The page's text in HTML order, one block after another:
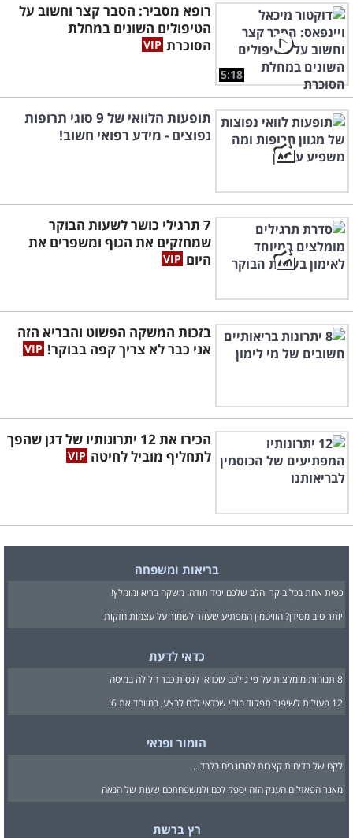
5:18
רופא מסביר: הסבר קצר וחשוב על
הטיפולים השונים במחלת
הסוכרת
תופעות הלוואי של 9 סוגי תרופות
נפוצים - מידע רפואי חשוב!
7 תרגילי כושר לשעות הבוקר
שמחזקים את הגוף ומשפרים את
היום
בזכות המשקה הפשוט והבריא הזה
אני כבר לא צריך קפה בבוקר!
הכירו את 12 יתרונותיו של דגן שהפך
לתחליף מוביל לחיטה
בריאות ומשפחה
כפית אחת בכל בוקר והלב שלכם יגיד תודה: משקה בריא ומומלץ!
יותר טוב מסידן? הוויטמין המפתיע שעוזר לשמור על עצמות חזקות
כדאי לדעת
8 תנוחות מומלצות על פי גילכם שכדאי לנסות כבר הלילה במיטה
12 פעולות לשיפור תפקוד מוחי שכדאי לכם לבצע, במיוחד את 6!
הומור ופנאי
לקט של בדיחות קצרות למבוגרים בלבד...
מאגר הפאזלים הענק הזה יספק לכם ולמשפחתכם שעות של הנאה
רץ ברשת